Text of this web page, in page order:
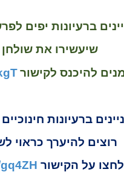
ברעיונות יפים
שיעשירו את
להיכנס לקישור
ברעיונות
רוצים להיערך כראוי
לחצו על הקישור